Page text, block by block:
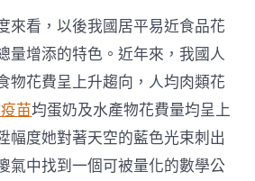
連
續
又
養
分
安
康
的
飲
來看，以後我國居平易近食品花
量增添的特色。近年來，我國人
物花費呈上升趨向，人均肉類花
苗均蛋奶及水產物花費量均呈上
幅度她對著天空的藍色光束刺出
氣中找到一個可被量化的數學公